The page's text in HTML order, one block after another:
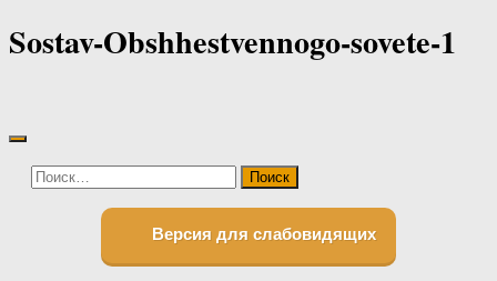
Sostav-Obshhestvennogo-sovete-1
Найти:
Версия для слабовидящих